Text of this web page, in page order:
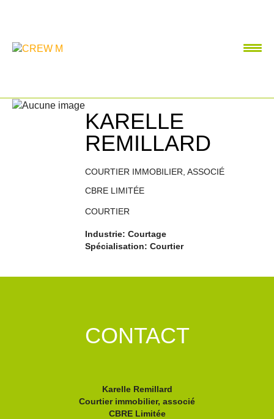
KARELLE
REMILLARD
COURTIER IMMOBILIER, ASSOCIÉ
CBRE LIMITÉE
COURTIER
Industrie: Courtage
Spécialisation: Courtier
CONTACT
Karelle Remillard
Courtier immobilier, associé
CBRE Limitée